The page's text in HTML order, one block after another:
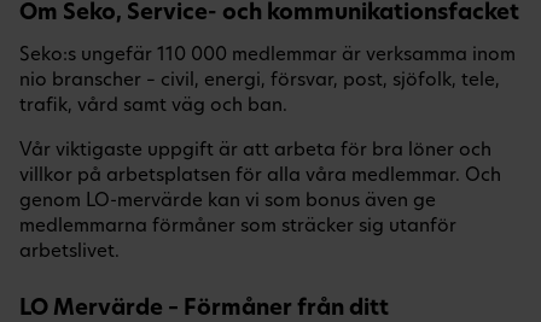
Om Seko, Service- och kommunikationsfacket
Seko:s ungefär 110 000 medlemmar är verksamma inom
nio branscher – civil, energi, försvar, post, sjöfolk, tele,
trafik, vård samt väg och ban.
Vår viktigaste uppgift är att arbeta för bra löner och
villkor på arbetsplatsen för alla våra medlemmar. Och
genom LO-mervärde kan vi som bonus även ge
medlemmarna förmåner som sträcker sig utanför
arbetslivet.
LO Mervärde – Förmåner från ditt